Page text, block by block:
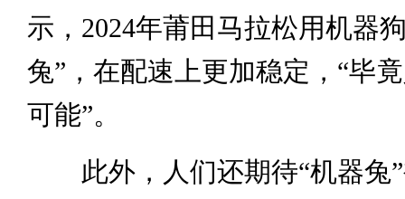
示，2024年莆田马拉松用机器
兔”，在配速上更加稳定，“毕
可能”。
此外，人们还期待“机器兔”